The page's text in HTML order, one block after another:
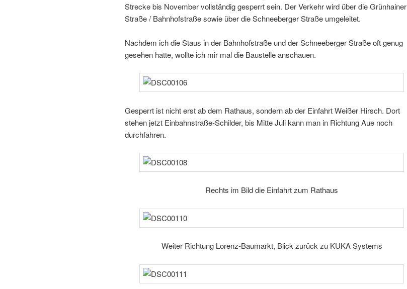
Strecke bis November voll­ständig gesperrt sein. Der Verkehr wird über die Grünhainer
Straße / Bahnhofstraße sowie über die Schneeberger Straße umgeleitet.
Nachdem ich die Staus in der Bahnhofstraße und der Schneeberger Straße oft genug
gesehen hatte, wollte ich mir mal die Baustelle anschauen.
Gesperrt ist nicht erst ab dem Rathaus, sondern ab der Einfahrt Weißer Hirsch. Dort
stehen jetzt Einbahnstraße-Schilder, bis Mitte Juli kann man in Richtung Aue noch
durchfahren.
Rechts im Bild die Einfahrt zum Rathaus
Weiter Richtung Lorenz-Baumarkt, Blick zurück zu KUKA Systems